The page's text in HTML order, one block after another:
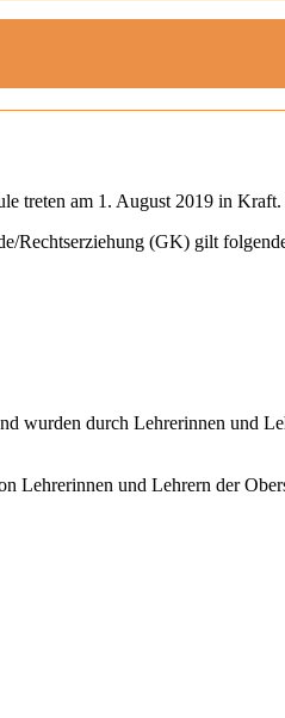
treten am 1. August 2019 in Kraft.
Rechtserziehung (GK) gilt
wurden durch Lehrerinnen und
Lehrerinnen und Lehrern der